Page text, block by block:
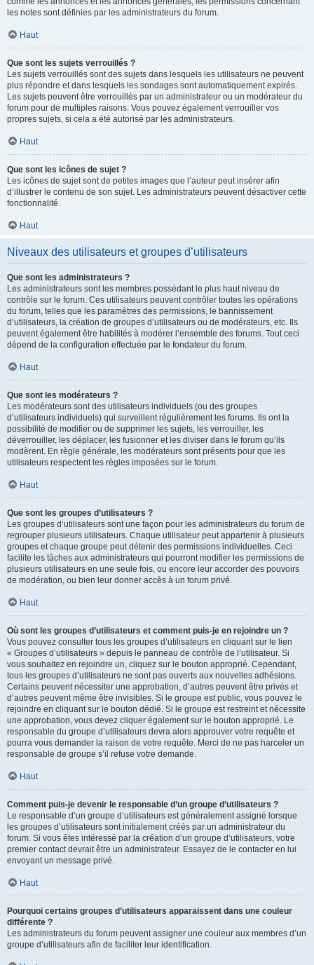
les notes sont définies par les administrateurs du forum.
Haut
Que sont les sujets verrouillés ?
Les sujets verrouillés sont des sujets dans lesquels les utilisateurs ne peuvent
plus répondre et dans lesquels les sondages sont automatiquement expirés.
Les sujets peuvent être verrouillés par un administrateur ou un modérateur du
forum pour de multiples raisons. Vous pouvez également verrouiller vos
propres sujets, si cela a été autorisé par les administrateurs.
Haut
Que sont les icônes de sujet ?
Les icônes de sujet sont de petites images que l’auteur peut insérer afin
d’illustrer le contenu de son sujet. Les administrateurs peuvent désactiver cette
fonctionnalité.
Haut
Niveaux des utilisateurs et groupes d’utilisateurs
Que sont les administrateurs ?
Les administrateurs sont les membres possédant le plus haut niveau de
contrôle sur le forum. Ces utilisateurs peuvent contrôler toutes les opérations
du forum, telles que les paramètres des permissions, le bannissement
d’utilisateurs, la création de groupes d’utilisateurs ou de modérateurs, etc. Ils
peuvent également être habilités à modérer l’ensemble des forums. Tout ceci
dépend de la configuration effectuée par le fondateur du forum.
Haut
Que sont les modérateurs ?
Les modérateurs sont des utilisateurs individuels (ou des groupes
d’utilisateurs individuels) qui surveillent régulièrement les forums. Ils ont la
possibilité de modifier ou de supprimer les sujets, les verrouiller, les
déverrouiller, les déplacer, les fusionner et les diviser dans le forum qu’ils
modèrent. En règle générale, les modérateurs sont présents pour que les
utilisateurs respectent les règles imposées sur le forum.
Haut
Que sont les groupes d’utilisateurs ?
Les groupes d’utilisateurs sont une façon pour les administrateurs du forum de
regrouper plusieurs utilisateurs. Chaque utilisateur peut appartenir à plusieurs
groupes et chaque groupe peut détenir des permissions individuelles. Ceci
facilite les tâches aux administrateurs qui pourront modifier les permissions de
plusieurs utilisateurs en une seule fois, ou encore leur accorder des pouvoirs
de modération, ou bien leur donner accès à un forum privé.
Haut
Où sont les groupes d’utilisateurs et comment puis-je en rejoindre un ?
Vous pouvez consulter tous les groupes d’utilisateurs en cliquant sur le lien
« Groupes d’utilisateurs » depuis le panneau de contrôle de l’utilisateur. Si
vous souhaitez en rejoindre un, cliquez sur le bouton approprié. Cependant,
tous les groupes d’utilisateurs ne sont pas ouverts aux nouvelles adhésions.
Certains peuvent nécessiter une approbation, d’autres peuvent être privés et
d’autres peuvent même être invisibles. Si le groupe est public, vous pouvez le
rejoindre en cliquant sur le bouton dédié. Si le groupe est restreint et nécessite
une approbation, vous devez cliquer également sur le bouton approprié. Le
responsable du groupe d’utilisateurs devra alors approuver votre requête et
pourra vous demander la raison de votre requête. Merci de ne pas harceler un
responsable de groupe s’il refuse votre demande.
Haut
Comment puis-je devenir le responsable d’un groupe d’utilisateurs ?
Le responsable d’un groupe d’utilisateurs est généralement assigné lorsque
les groupes d’utilisateurs sont initialement créés par un administrateur du
forum. Si vous êtes intéressé par la création d’un groupe d’utilisateurs, votre
premier contact devrait être un administrateur. Essayez de le contacter en lui
envoyant un message privé.
Haut
Pourquoi certains groupes d’utilisateurs apparaissent dans une couleur
différente ?
Les administrateurs du forum peuvent assigner une couleur aux membres d’un
groupe d’utilisateurs afin de faciliter leur identification.